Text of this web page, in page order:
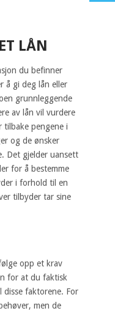
LÅN
du befinner
å gi deg lån eller
grunnleggende
av lån vil vurdere
tilbake pengene i
og de ønsker
Det gjelder uansett
for å bestemme
i forhold til en
tilbyder tar sine
opp et krav
for at du faktisk
faktorene. For
men de